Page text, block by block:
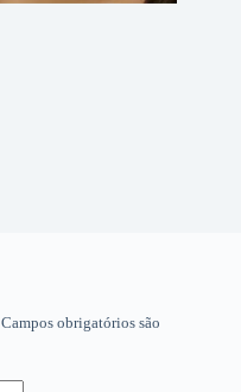
Campos obrigatórios são